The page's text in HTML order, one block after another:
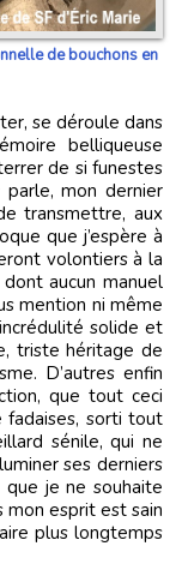
de bouchons en
belliqueuse
de si funestes
parle, mon dernier
transmettre, aux
que j’espère à
volontiers à la
aucun manuel
mention ni même
solide et
triste héritage de
D’autres enfin
que tout ceci
fadaises, sorti tout
sénile, qui ne
ses derniers
je ne souhaite
mon esprit est sain
plus longtemps